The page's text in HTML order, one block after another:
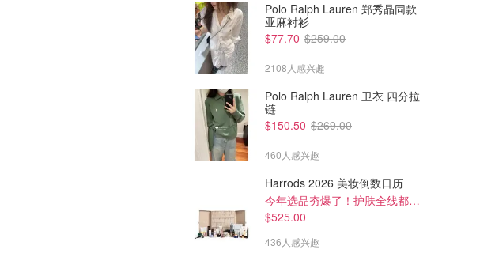
Polo Ralph Lauren 郑秀晶同款
亚麻衬衫
$77.70 $259.00
2108人感兴趣
Polo Ralph Lauren 卫衣 四分拉
链
$150.50 $269.00
460人感兴趣
Harrods 2026 美妆倒数日历
今年选品夯爆了！护肤全线都很绝
$525.00
436人感兴趣